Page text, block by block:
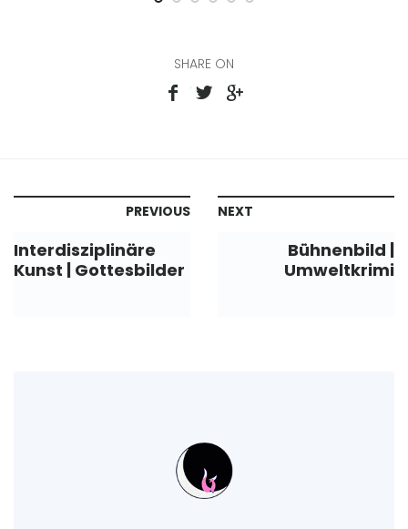
SHARE ON
PREVIOUS
Interdisziplinäre
Kunst | Gottesbilder
NEXT
Bühnenbild |
Umweltkrimi